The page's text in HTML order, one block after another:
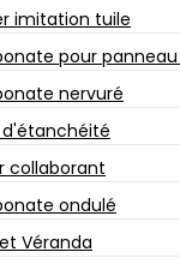
imitation tuile
pour
nervuré
collaborant
ondulé
Véranda